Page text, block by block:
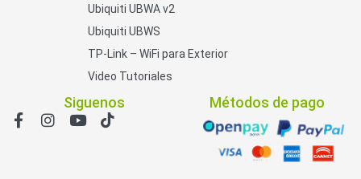
Ubiquiti UBWA v2
Ubiquiti UBWS
TP-Link – WiFi para Exterior
Video Tutoriales
Siguenos Métodos de pago